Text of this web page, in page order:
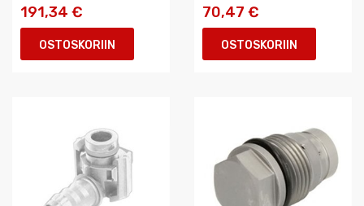
191,34 €
OSTOSKORIIN
70,47 €
OSTOSKORIIN